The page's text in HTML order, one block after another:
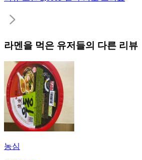
라멘 을 먹은 유저들의 다른 리뷰
농심